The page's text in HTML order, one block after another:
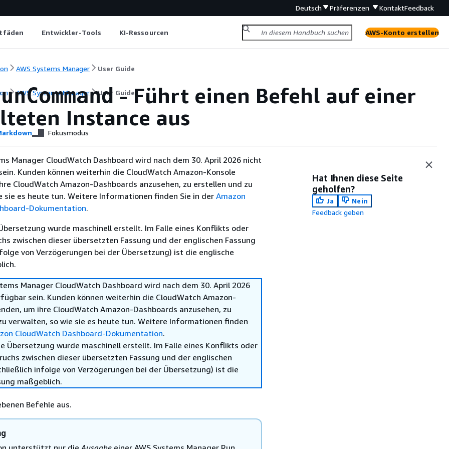
Deutsch Präferenzen KontaktFeedback
Entwickler-Tools KI-Ressourcen AWS-Konto erstellen
AWS Systems Manager User Guide
AWS Systems Manager User Guide- Führt einen Befehl auf einer
Instance aus
Fokusmodus
Manager CloudWatch Dashboard wird nach dem 30. April 2026 nicht
Kunden können weiterhin die CloudWatch Amazon-Konsole
CloudWatch Amazon-Dashboards anzusehen, zu erstellen und zu
sie es heute tun. Weitere Informationen finden Sie in der Amazon
Dokumentation.
wurde maschinell erstellt. Im Falle eines Konflikts oder
zwischen dieser übersetzten Fassung und der englischen Fassung
von Verzögerungen bei der Übersetzung) ist die englische
Manager CloudWatch Dashboard wird nach dem 30. April 2026
sein. Kunden können weiterhin die CloudWatch Amazon-
um ihre CloudWatch Amazon-Dashboards anzusehen, zu
verwalten, so wie sie es heute tun. Weitere Informationen finden
CloudWatch Dashboard-Dokumentation.
Übersetzung wurde maschinell erstellt. Im Falle eines Konflikts oder
zwischen dieser übersetzten Fassung und der englischen
infolge von Verzögerungen bei der Übersetzung) ist die
maßgeblich.
Befehle aus.
Hat Ihnen diese Seite
geholfen?
Ja
Nein
Feedback geben